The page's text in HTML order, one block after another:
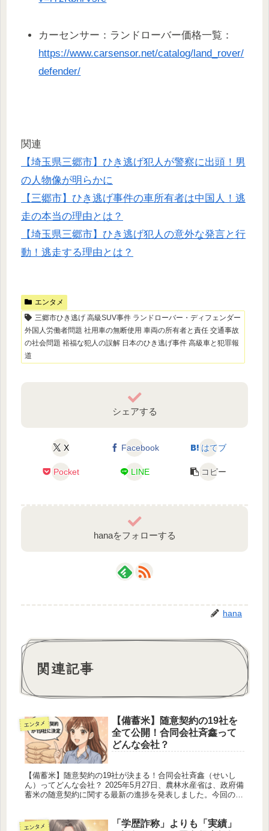
カーセンサー：ランドローバー価格一覧：
https://www.carsensor.net/catalog/land_rover/
defender/
関連
【埼玉県三郷市】ひき逃げ犯人が警察に出頭！男
の人物像が明らかに
【三郷市】ひき逃げ事件の車所有者は中国人！逃
走の本当の理由とは？
【埼玉県三郷市】ひき逃げ犯人の意外な発言と行
動！逃走する理由とは？
エンタメ
三郷市ひき逃げ 高級SUV事件 ランドローバー・ディフェンダー
外国人労働者問題 社用車の無断使用 車両の所有者と責任 交通事故
の社会問題 裕福な犯人の誤解 日本のひき逃げ事件 高級車と犯罪報
道
シェアする
X Facebook はてブ
Pocket LINE コピー
hanaをフォローする
hana
関連記事
エンタメ
【備蓄米】随意契約の19社を
全て公開！合同会社斉鑫って
どんな会社？
【備蓄米】随意契約の19社が決まる！合同会社斉鑫（せいし
ん）ってどんな会社？ 2025年5月27日、農林水産省は、政府備
蓄米の随意契約に関する最新の進捗を発表しました。今回の契
エンタメ
「学歴詐称」よりも「実績」